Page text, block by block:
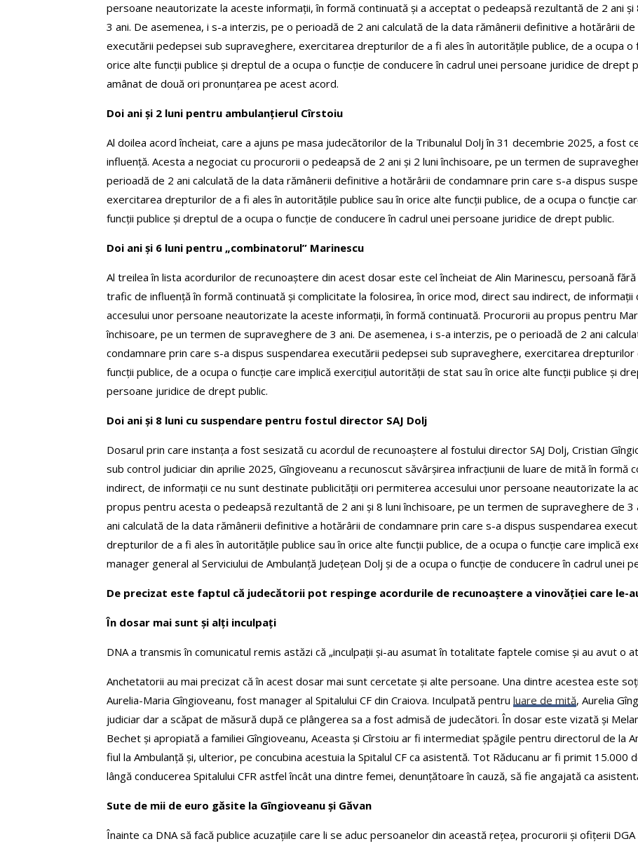
persoane neautorizate la aceste informații, în formă continuată și a acceptat o pedeapsă rezultantă de 2 ani
3 ani. De asemenea, i s-a interzis, pe o perioadă de 2 ani calculată de la data rămânerii definitive a hotărârii
executării pedepsei sub supraveghere, exercitarea drepturilor de a fi ales în autoritățile publice, de a ocupa
orice alte funcții publice și dreptul de a ocupa o funcție de conducere în cadrul unei persoane juridice de drept
amânat de două ori pronunțarea pe acest acord.
Doi ani și 2 luni pentru ambulanțierul Cîrstoiu
Al doilea acord încheiat, care a ajuns pe masa judecătorilor de la Tribunalul Dolj în 31 decembrie 2025, a fost
influență. Acesta a negociat cu procurorii o pedeapsă de 2 ani și 2 luni închisoare, pe un termen de
perioadă de 2 ani calculată de la data rămânerii definitive a hotărârii de condamnare prin care s-a dispus
exercitarea drepturilor de a fi ales în autoritățile publice sau în orice alte funcții publice, de a ocupa o funcție
funcții publice și dreptul de a ocupa o funcție de conducere în cadrul unei persoane juridice de drept public.
Doi ani și 6 luni pentru „combinatorul” Marinescu
Al treilea în lista acordurilor de recunoaștere din acest dosar este cel încheiat de Alin Marinescu, persoană
trafic de influență în formă continuată și complicitate la folosirea, în orice mod, direct sau indirect, de
accesului unor persoane neautorizate la aceste informații, în formă continuată. Procurorii au propus pentru
închisoare, pe un termen de supraveghere de 3 ani. De asemenea, i s-a interzis, pe o perioadă de 2 ani
condamnare prin care s-a dispus suspendarea executării pedepsei sub supraveghere, exercitarea
funcții publice, de a ocupa o funcție care implică exercițiul autorității de stat sau în orice alte funcții publice și
persoane juridice de drept public.
Doi ani și 8 luni cu suspendare pentru fostul director SAJ Dolj
Dosarul prin care instanța a fost sesizată cu acordul de recunoaștere al fostului director SAJ Dolj, Cristian
sub control judiciar din aprilie 2025, Gîngioveanu a recunoscut săvârșirea infracțiunii de luare de mită în formă
indirect, de informații ce nu sunt destinate publicității ori permiterea accesului unor persoane neautorizate la
propus pentru acesta o pedeapsă rezultantă de 2 ani și 8 luni închisoare, pe un termen de supraveghere de
ani calculată de la data rămânerii definitive a hotărârii de condamnare prin care s-a dispus suspendarea
drepturilor de a fi ales în autoritățile publice sau în orice alte funcții publice, de a ocupa o funcție care implică
manager general al Serviciului de Ambulanță Județean Dolj și de a ocupa o funcție de conducere în cadrul unei
De precizat este faptul că judecătorii pot respinge acordurile de recunoaștere a vinovăției care le-
În dosar mai sunt și alți inculpați
DNA a transmis în comunicatul remis astăzi că „inculpații și-au asumat în totalitate faptele comise și au avut o
Anchetatorii au mai precizat că în acest dosar mai sunt cercetate și alte persoane. Una dintre acestea este
Aurelia-Maria Gîngioveanu, fost manager al Spitalului CF din Craiova. Inculpată pentru luare de mită, Aurelia
judiciar dar a scăpat de măsură după ce plângerea sa a fost admisă de judecători. În dosar este vizată și
Bechet și apropiată a familiei Gîngioveanu, Aceasta și Cîrstoiu ar fi intermediat șpăgile pentru directorul de la
fiul la Ambulanță și, ulterior, pe concubina acestuia la Spitalul CF ca asistentă. Tot Răducanu ar fi primit
lângă conducerea Spitalului CFR astfel încât una dintre femei, denunțătoare în cauză, să fie angajată ca
Sute de mii de euro găsite la Gîngioveanu și Găvan
Înainte ca DNA să facă publice acuzațiile care li se aduc persoanelor din această rețea, procurorii și ofițerii